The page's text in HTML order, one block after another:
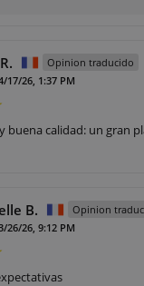
Opinion traducido
17/26, 1:37 PM
buena calidad: un gran
B.
Opinion
26/26, 9:12 PM